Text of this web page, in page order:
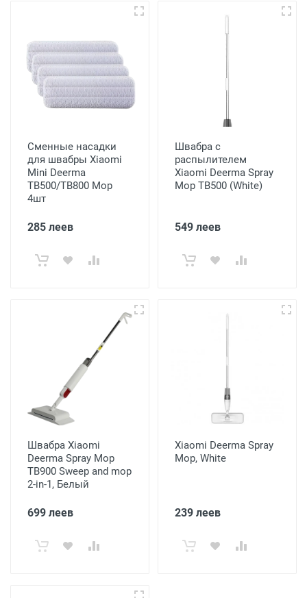
Сменные насадки
для швабры Xiaomi
Mini Deerma
TB500/TB800 Mop
4шт
285 леев
Швабра с
распылителем
Xiaomi Deerma Spray
Mop TB500 (White)
549 леев
Швабра Xiaomi
Deerma Spray Mop
TB900 Sweep and mop
2-in-1, Белый
699 леев
Xiaomi Deerma Spray
Mop, White
239 леев